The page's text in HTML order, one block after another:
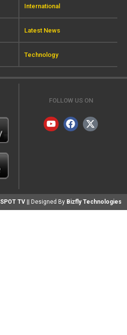
International
Latest News
Technology
FOLLOW US ON
SPOT TV || Designed By Bizfly Technologies